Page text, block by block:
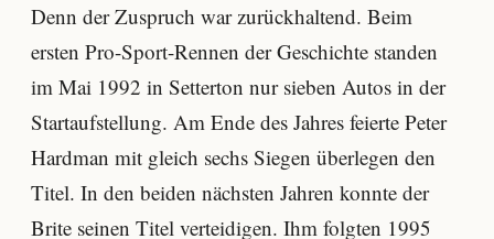
Denn der Zuspruch war zurückhaltend. Beim
ersten Pro-Sport-Rennen der Geschichte standen
im Mai 1992 in Setterton nur sieben Autos in der
Startaufstellung. Am Ende des Jahres feierte Peter
Hardman mit gleich sechs Siegen überlegen den
Titel. In den beiden nächsten Jahren konnte der
Brite seinen Titel verteidigen. Ihm folgten 1995